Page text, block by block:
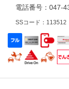
電話番号：047-
SSコード：113512